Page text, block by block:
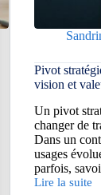
Pivot
vision et
Un pivot
changer de
Dans un
usages
parfois,
Lire la suite
Pivot